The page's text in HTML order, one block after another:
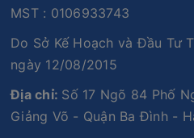
MST : 0106933743
Do Sở Kế Hoạch và Đầu Tư
ngày 12/08/2015
Địa chỉ: Số 17 Ngõ 84 Phố
Giảng Võ - Quận Ba Đình -